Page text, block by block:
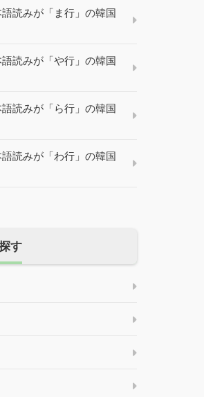
読みが「ま行」の韓国
読みが「や行」の韓国
読みが「ら行」の韓国
読みが「わ行」の韓国
す